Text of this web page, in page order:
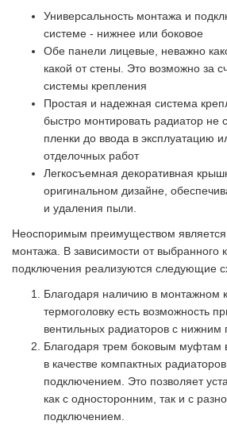
Универсальность монтажа и
системе - нижнее или боковое
Обе панели лицевые, неважно
какой от стены. Это возможно за
системы крепления
Простая и надежная система
быстро монтировать радиатор не
пленки до ввода в эксплуатацию
отделочных работ
Легкосъемная декоративная
оригинальном дизайне,
и удаления пыли.
Неоспоримым преимуществом является
монтажа. В зависимости от выбранного
подключения реализуются следующие
Благодаря наличию в монтажном
термоголовку есть возможность
вентильных радиаторов с нижним
Благодаря трем боковым муфтам
в качестве компактных
подключением. Это позволяет
как с односторонним, так и с
подключением.